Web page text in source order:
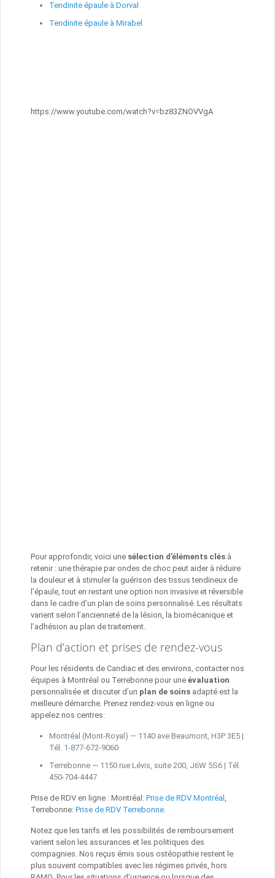
Tendinite épaule à Dorval
Tendinite épaule à Mirabel
https://www.youtube.com/watch?v=bz83ZNOVVgA
Pour approfondir, voici une sélection d’éléments clésà
retenir : une thérapie par ondes de choc peut aider à réduire
la douleur et à stimuler la guérison des tissus tendineux de
l’épaule, tout en restant une option non invasive et réversible
dans le cadre d’un plan de soins personnalisé. Les résultats
varient selon l’ancienneté de la lésion, la biomécanique et
l’adhésion au plan de traitement.
Plan d’action et prises de rendez-vous
Pour les résidents de Candiac et des environs, contacter nos
équipes à Montréal ou Terrebonne pour une évaluation
personnalisée et discuter d’un plan de soinsadapté est la
meilleure démarche. Prenez rendez‑vous en ligne ou
appelez nos centres:
Montréal (Mont‑Royal) — 1140 ave Beaumont, H3P 3E5 |
Tél. 1‑877‑672‑9060
Terrebonne — 1150 rue Lévis, suite 200, J6W 5S6 | Tél.
450‑704‑4447
Prise de RDV en ligne : Montréal: Prise de RDV Montréal ,
Terrebonne: Prise de RDV Terrebonne.
Notez que les tarifs et les possibilités de remboursement
varient selon les assurances et les politiques des
compagnies. Nos reçus émis sous ostéopathie restent le
plus souvent compatibles avec les régimes privés, hors